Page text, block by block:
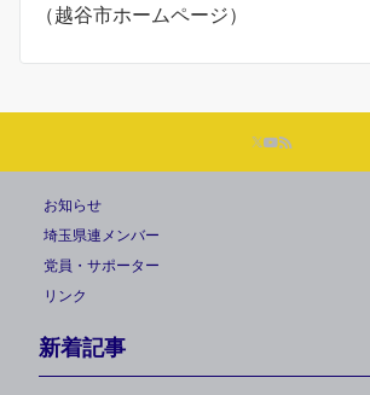
（越谷市ホームページ）
お知らせ
埼玉県連メンバー
党員・サポーター
リンク
新着記事